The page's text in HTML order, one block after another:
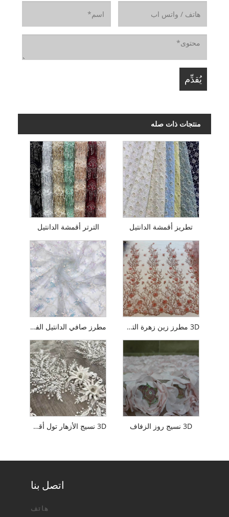
منتجات ذات صله
الترتر أقمشة الدانتيل تطريز أقمشة الدانتيل
مطرز صافي الدانتيل الفرنسي لحفل الزفاف 3D مطرز زين زهرة التطريز تول النسيج
3D نسيج الأزهار تول أقمشة الدانتيل مع حجر الراين 3D نسيج روز الزفاف
اتصل بنا
هاتف